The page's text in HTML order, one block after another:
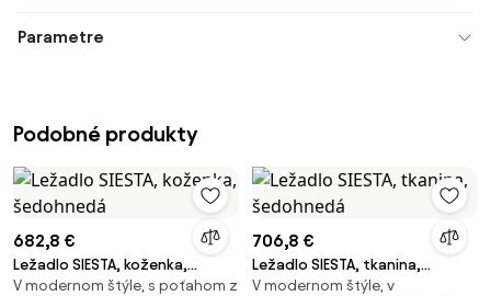
Parametre
Podobné produkty
682,8 €
Ležadlo SIESTA, koženka,
šedohnedá
V modernom štýle, s poťahom z
706,8 €
Ležadlo SIESTA, tkanina,
šedohnedá
V modernom štýle, v